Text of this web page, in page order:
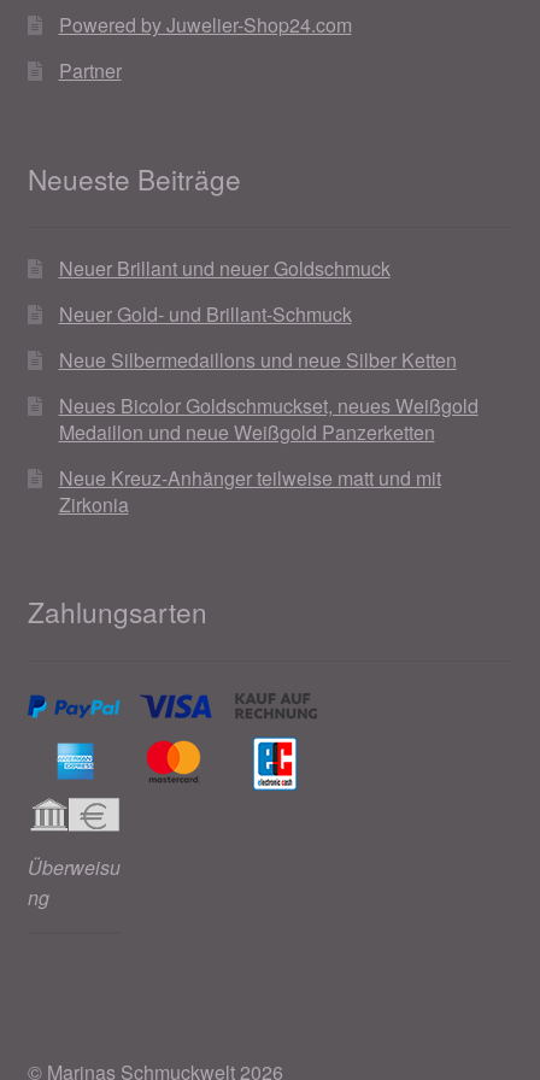
Weihnachtsangebote 2019
Weihnachtsangebote 2021
Powered by Juwelier-Shop24.com
Partner
Neueste Beiträge
Neuer Brillant und neuer Goldschmuck
Neuer Gold- und Brillant-Schmuck
Neue Silbermedaillons und neue Silber Ketten
Neues Bicolor Goldschmuckset, neues Weißgold
Medaillon und neue Weißgold Panzerketten
Neue Kreuz-Anhänger teilweise matt und mit
Zirkonia
Zahlungsarten
Überweisu
ng
© Marinas Schmuckwelt 2026